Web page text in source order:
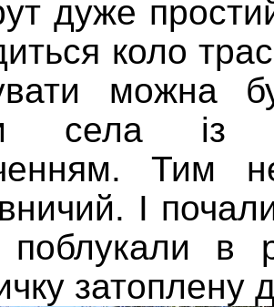
дуже
коло
можна
села із
Тим
І
поблукали в
затоплену